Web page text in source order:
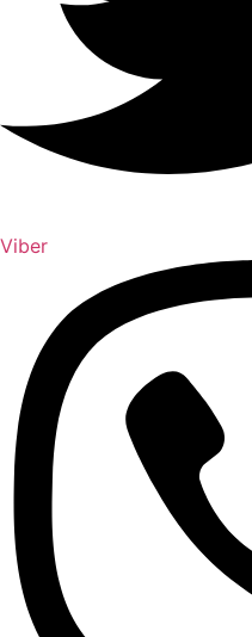
Viber